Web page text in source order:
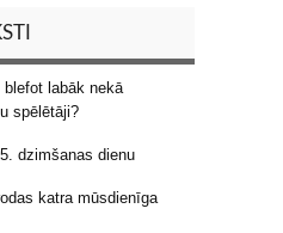
labāk nekā
spēlētāji?
dzimšanas dienu
katra mūsdienīga